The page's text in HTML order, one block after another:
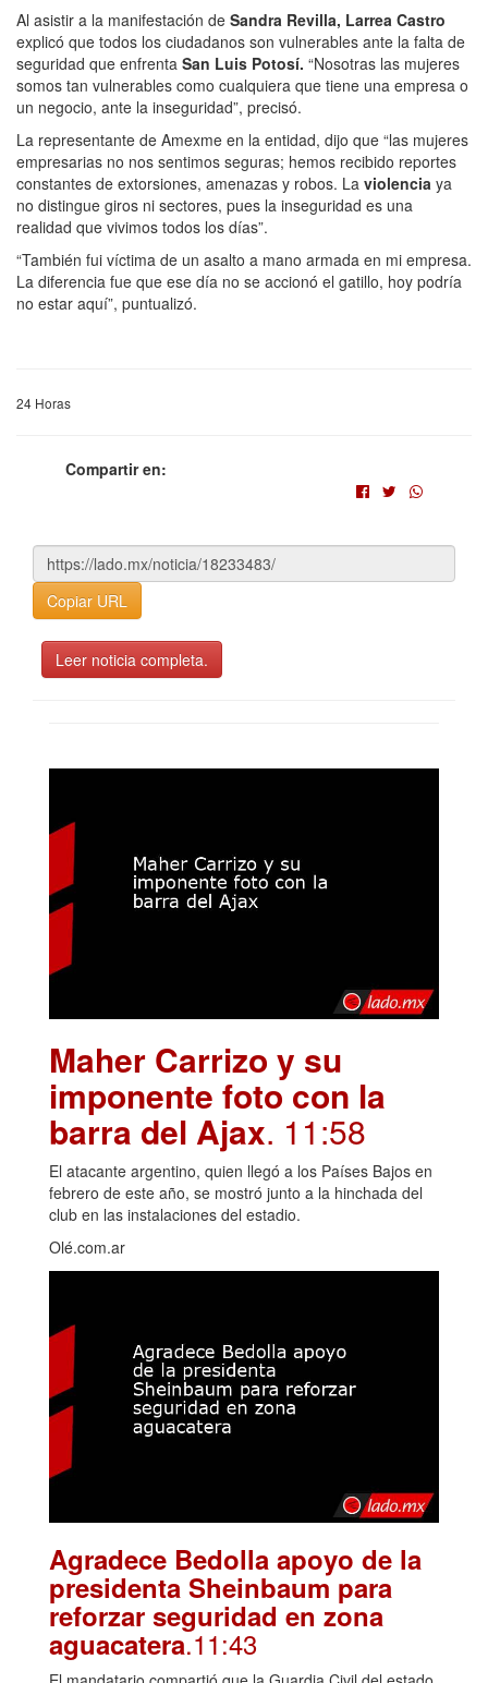
Al asistir a la manifestación de Sandra Revilla, Larrea Castro
explicó que todos los ciudadanos son vulnerables ante la falta de
seguridad que enfrenta San Luis Potosí. “Nosotras las mujeres
somos tan vulnerables como cualquiera que tiene una empresa o
un negocio, ante la inseguridad”, precisó.
La representante de Amexme en la entidad, dijo que “las mujeres
empresarias no nos sentimos seguras; hemos recibido reportes
constantes de extorsiones, amenazas y robos. La violencia ya
no distingue giros ni sectores, pues la inseguridad es una
realidad que vivimos todos los días”.
“También fui víctima de un asalto a mano armada en mi empresa.
La diferencia fue que ese día no se accionó el gatillo, hoy podría
no estar aquí”, puntualizó.
24 Horas
Compartir en:
Copiar URL
Leer noticia completa.
Maher Carrizo y su
imponente foto con la
barra del Ajax. 11:58
El atacante argentino, quien llegó a los Países Bajos en
febrero de este año, se mostró junto a la hinchada del
club en las instalaciones del estadio.
Olé.com.ar
Agradece Bedolla apoyo de la
presidenta Sheinbaum para
reforzar seguridad en zona
aguacatera.11:43